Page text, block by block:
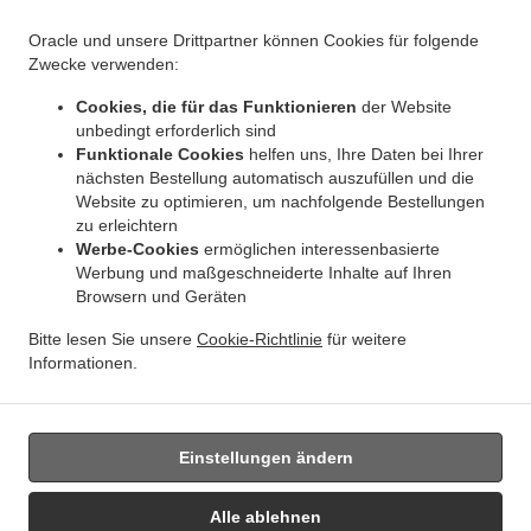
Oracle und unsere Drittpartner können Cookies für folgende
Zwecke verwenden:
Cookies, die für das Funktionieren der Website
unbedingt erforderlich sind
Funktionale Cookies helfen uns, Ihre Daten bei Ihrer
nächsten Bestellung automatisch auszufüllen und die
Website zu optimieren, um nachfolgende Bestellungen
zu erleichtern
Werbe-Cookies ermöglichen interessenbasierte
Werbung und maßgeschneiderte Inhalte auf Ihren
Browsern und Geräten
Bitte lesen Sie unsere Cookie-Richtlinie für weitere
Informationen.
Alle ablehnen
Einstellungen ändern
Bruxelles | Brussel Bruxelles . Indisches Essen Lieferservice Bruxelles | Brussel
Essen Lieferservice Ukkel . Indisches Essen Lieferservice Dilbeek Groot-Bijgaarden
Indisches Essen Lieferservice Dilbeek Anderlecht
Indisches Essen Lieferservice Beersel Uccle Indisches Essen Lieferservice Beersel
Indisches Essen Lieferservice ワーフェル Bruxelles Indisches Essen Lieferservice ワーフ
Indisches Essen Lieferservice Watermael-Boitsfort Boitsfort
Lieferservice Watermael-Boitsfort . Indisches Essen Lieferservice Auderghem Oudergem
Indisches Essen Lieferservice Auderghem
Woluwe-Saint-Pierre Sint-Pieters-Woluwe . Indisches Essen Lieferservice Woluwe-Saint-
.
zum mitnehmen und zum Liefern
Unterstützt von:
Chefzi, Inc. | info@chefzi.co.uk | +44 7878777576